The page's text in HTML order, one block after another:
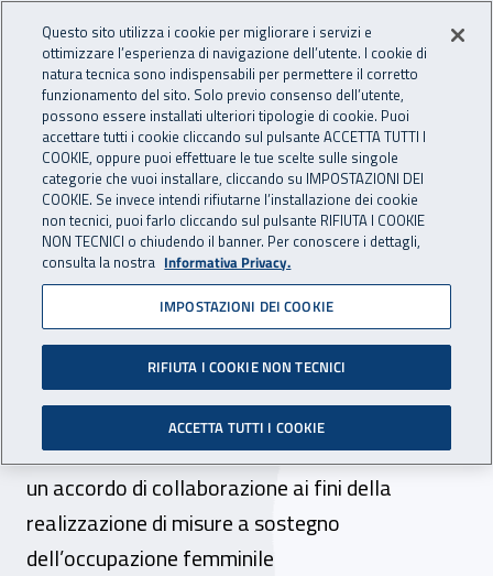
INAIL - Istituto Nazionale
Apri cerca
Navigazione principale
Navigazione - Ti trovi in:
Home Inail comunica News
08 marzo 2018
A Genova l’avviso pubblico
a favore delle donne
La Direzione regionale Inail Liguria e la
Consigliera di parità della regione hanno siglato
un accordo di collaborazione ai fini della
realizzazione di misure a sostegno
dell’occupazione femminile
Questo sito utilizza i cookie per migliorare i servizi e
ottimizzare l’esperienza di navigazione dell’utente. I cookie di
natura tecnica sono indispensabili per permettere il corretto
funzionamento del sito. Solo previo consenso dell’utente,
possono essere installati ulteriori tipologie di cookie. Puoi
accettare tutti i cookie cliccando sul pulsante ACCETTA TUTTI I
COOKIE, oppure puoi effettuare le tue scelte sulle singole
categorie che vuoi installare, cliccando su IMPOSTAZIONI DEI
COOKIE. Se invece intendi rifiutarne l’installazione dei cookie
non tecnici, puoi farlo cliccando sul pulsante RIFIUTA I COOKIE
NON TECNICI o chiudendo il banner. Per conoscere i dettagli,
consulta la nostra Informativa Privacy.
IMPOSTAZIONI DEI COOKIE
RIFIUTA I COOKIE NON TECNICI
ACCETTA TUTTI I COOKIE